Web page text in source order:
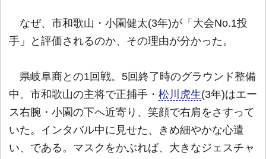
なぜ、市和歌山・小園健太(3年)が「大会No.1投
手」と評価されるのか、その理由が分かった。
県岐阜商との1回戦。5回終了時のグラウンド整備
中。市和歌山の主将で正捕手・ 松川虎生(3年)はエー
ス右腕・小園の下へ近寄り、笑顔で右肩をさすって
いた。インタバル中に見せた、きめ細やかな心遣
い、である。マスクをかぶれば、大きなジェスチャ